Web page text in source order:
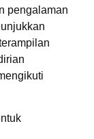
pengalaman